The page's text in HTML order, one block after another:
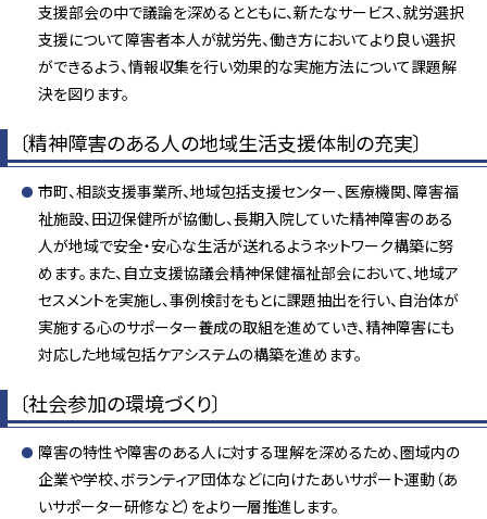
支援部会の中で議論を深めるとともに、新たなサービス、就労選択
支援について障害者本人が就労先、働き方においてより良い選択
ができるよう、情報収集を行い効果的な実施方法について課題解
決を図ります。
〔精神障害のある人の地域生活支援体制の充実〕
市町、相談支援事業所、地域包括支援センター、医療機関、障害福
祉施設、田辺保健所が協働し、長期入院していた精神障害のある
人が地域で安全・安心な生活が送れるようネットワーク構築に努
めます。また、自立支援協議会精神保健福祉部会において、地域ア
セスメントを実施し、事例検討をもとに課題抽出を行い、自治体が
実施する心のサポーター養成の取組を進めていき、精神障害にも
対応した地域包括ケアシステムの構築を進めます。
〔社会参加の環境づくり〕
障害の特性や障害のある人に対する理解を深めるため、圏域内の
企業や学校、ボランティア団体などに向けたあいサポート運動（あ
いサポーター研修など）をより一層推進します。